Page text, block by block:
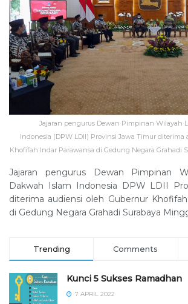
Jajaran pengurus Dewan Pimpinan Wilayah
Indonesia (DPW LDII) Provinsi Jawa Timur diterima
Khofifah Indar Parawansa di Gedung Negara Grahadi
Jajaran pengurus Dewan Pimpinan
Dakwah Islam Indonesia DPW LDII
diterima audiensi oleh Gubernur
di Gedung Negara Grahadi Surabaya
Trending Comments
Kunci 5 Sukses Ramadhan
7 APRIL 2022